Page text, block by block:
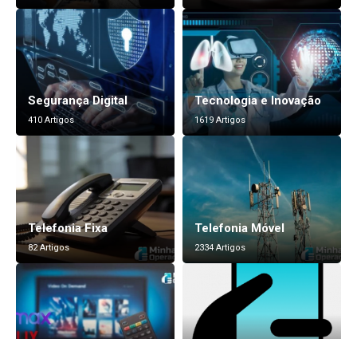
Segurança Digital
410 Artigos
Tecnologia e Inovação
1619 Artigos
Telefonia Fixa
82 Artigos
Telefonia Móvel
2334 Artigos